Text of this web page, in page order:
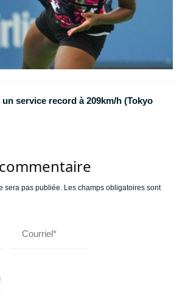
service record à 209km/h (Tokyo
sera pas publiée. Les champs obligatoires sont